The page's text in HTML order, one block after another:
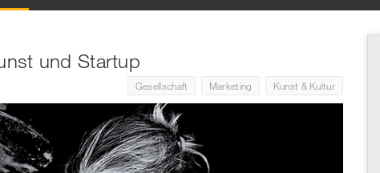
und Startup
Gesellschaft Marketing Kunst & Kultur